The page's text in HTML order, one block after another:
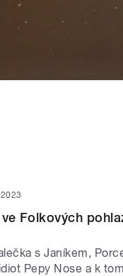
Folkových
s Janíkem,
Pepy Nose a k